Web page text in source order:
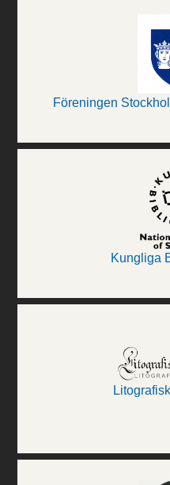
Föreningen
Kungliga